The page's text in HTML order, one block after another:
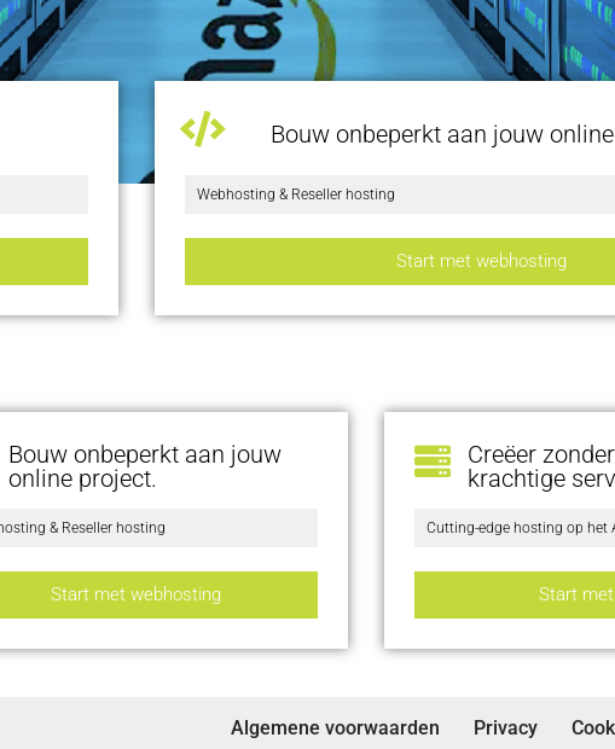
Bouw onbeperkt aan jouw
Webhosting & Reseller hosting
Start met webhosting
Bouw onbeperkt aan jouw
online project.
& Reseller hosting
Start met webhosting
Creëer
krachtige
Cutting-edge hosting op het
Start
Algemene voorwaarden Privacy